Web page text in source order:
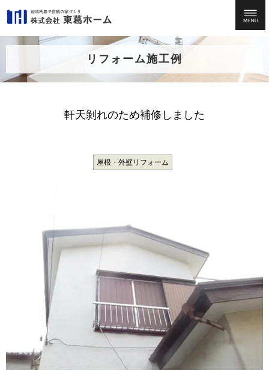
リフォーム施工例
軒天剝れのため補修しました
屋根・外壁リフォーム